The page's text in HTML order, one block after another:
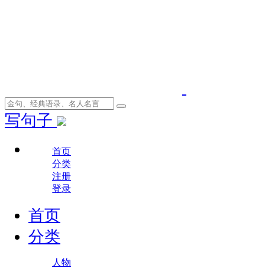
写句子
首页
分类
注册
登录
首页
分类
人物